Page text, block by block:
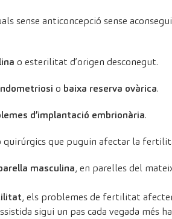
sense anticoncepció sense
o esterilitat d’origen desconegut.
o baixa reserva ovàrica.
d’implantació embrionària.
quirúrgics que puguin afectar la
masculina, en parelles del
, els problemes de fertilitat
sigui un pas cada vegada